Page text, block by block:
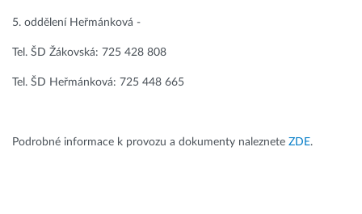
5. oddělení Heřmánková -
Tel. ŠD Žákovská: 725 428 808
Tel. ŠD Heřmánková: 725 448 665
Podrobné informace k provozu a dokumenty naleznete ZDE.